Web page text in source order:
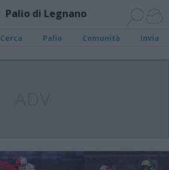
Palio di Legnano
Cerca Palio Comunità Invia